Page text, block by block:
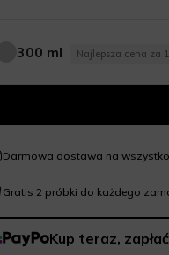
300 ml
300 ml Najlepsza cena za
Darmowa dostawa na wszystko
Gratis 2 próbki do każdego
Kup teraz,